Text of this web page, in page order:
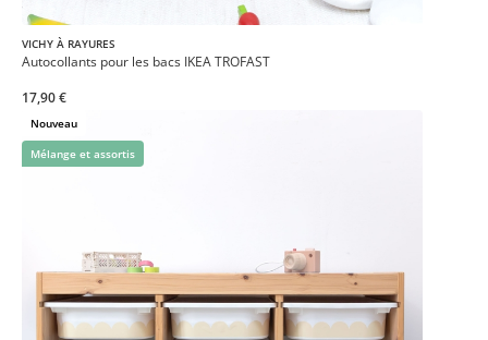
VICHY À RAYURES
Autocollants pour les bacs IKEA TROFAST
17,90 €
Nouveau
Mélange et assortis